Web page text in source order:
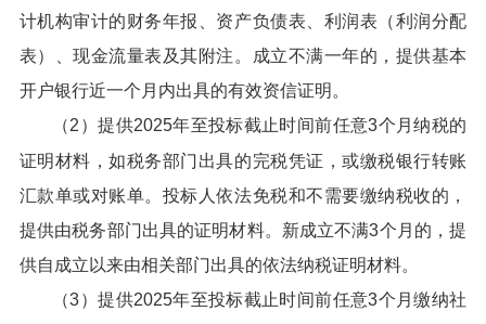
计机构审计的财务年报、资产负债表、利润表（利润分配
表）、现金流量表及其附注。成立不满一年的，提供基本
开户银行近一个月内出具的有效资信证明。
（2）提供2025年至投标截止时间前任意3个月纳税的
证明材料，如税务部门出具的完税凭证，或缴税银行转账
汇款单或对账单。投标人依法免税和不需要缴纳税收的，
提供由税务部门出具的证明材料。新成立不满3个月的，提
供自成立以来由相关部门出具的依法纳税证明材料。
（3）提供2025年至投标截止时间前任意3个月缴纳社